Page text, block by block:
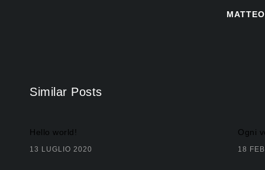
Similar Posts
Hello world!
13 LUGLIO 2020
Ogni
18